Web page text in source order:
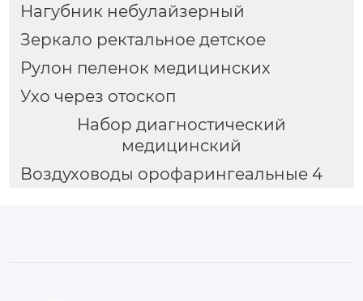
Нагубник небулайзерный
Зеркало ректальное детское
Рулон пеленок медицинских
Ухо через отоскоп
Набор диагностический
медицинский
Воздуховоды орофарингеальные 4